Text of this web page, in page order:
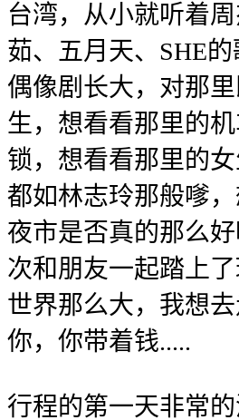
台湾，从小就听着
茹、五月天、SHE
偶像剧长大，对那
生，想看看那里的
锁，想看看那里的
都如林志玲那般嗲
夜市是否真的那么
次和朋友一起踏上
世界那么大，我想
你，你带着钱.....
行程的第一天非常